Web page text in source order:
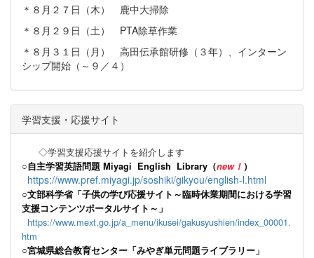
＊８月２７日（木） 鹿中大掃除
＊８月２９日（土） PTA除草作業
＊８月３１日（月） 高田伝承館研修（３年）、インターン
シップ開始（～９／４）
学習支援・応援サイト
◇学習支援応援サイトを紹介します
○自主学習英語問題 Miyagi English Library（new！ ）
https://www.pref.miyagi.jp/soshiki/gikyou/english-l.html
○文部科学省「子供の学び応援サイト～臨時休業期間における学習
支援コンテンツポータルサイト～」
https://www.mext.go.jp/a_menu/ikusei/gakusyushien/index_00001.
htm
○宮城県総合教育センター「みやぎ単元問題ライブラリー」